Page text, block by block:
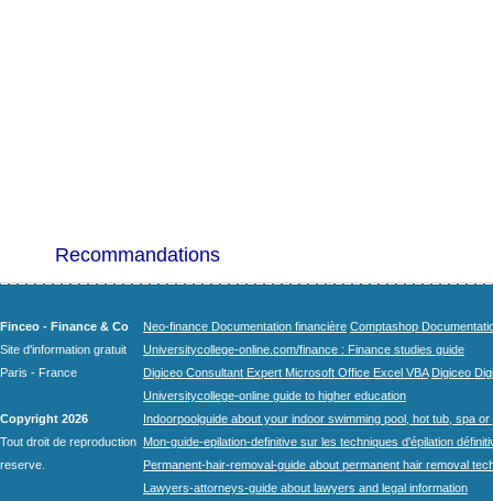
Recommandations
Finceo - Finance & Co
Site d'information gratuit
Paris - France
Copyright 2026
Tout droit de reproduction
reserve.
Neo-finance Documentation financière Comptashop
Universitycollege-online.com/finance : Finance studies guide
Digiceo Consultant Expert Microsoft Office Excel VBA Digiceo
Universitycollege-online guide to higher education
Indoorpoolguide about your indoor swimming pool, hot tub, spa
Mon-guide-epilation-definitive sur les techniques d'épilation
Permanent-hair-removal-guide about permanent hair removal
Lawyers-attorneys-guide about lawyers and legal information